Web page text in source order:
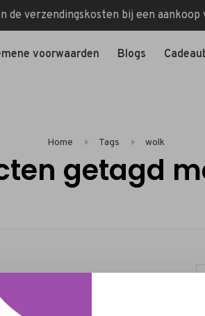
de verzendingskosten bij een aankoop
voorwaarden Blogs
Home Tags wolk
getagd